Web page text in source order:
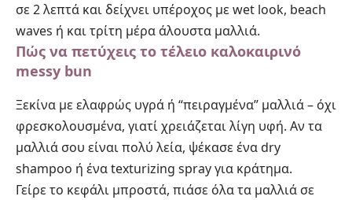
σε 2 λεπτά και δείχνει υπέροχος με wet look, beach
waves ή και τρίτη μέρα άλουστα μαλλιά.
Πώς να πετύχεις το τέλειο καλοκαιρινό
messy bun
Ξεκίνα με ελαφρώς υγρά ή “πειραγμένα” μαλλιά – όχι
φρεσκολουσμένα, γιατί χρειάζεται λίγη υφή. Αν τα
μαλλιά σου είναι πολύ λεία, ψέκασε ένα dry
shampoo ή ένα texturizing spray για κράτημα.
Γείρε το κεφάλι μπροστά, πιάσε όλα τα μαλλιά σε